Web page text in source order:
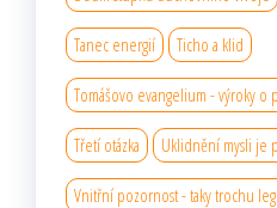
Tanec energií Ticho a klid
Tomášovo evangelium - výroky o
Třetí otázka Uklidnění mysli je
Vnitřní pozornost - taky trochu